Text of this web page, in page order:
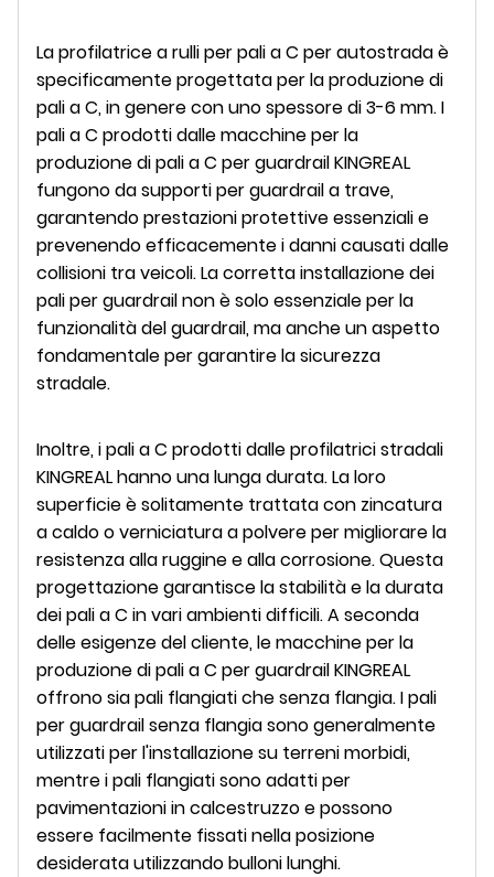
La profilatrice a rulli per pali a C per autostrada è
specificamente progettata per la produzione di
pali a C, in genere con uno spessore di 3-6 mm. I
pali a C prodotti dalle macchine per la
produzione di pali a C per guardrail KINGREAL
fungono da supporti per guardrail a trave,
garantendo prestazioni protettive essenziali e
prevenendo efficacemente i danni causati dalle
collisioni tra veicoli. La corretta installazione dei
pali per guardrail non è solo essenziale per la
funzionalità del guardrail, ma anche un aspetto
fondamentale per garantire la sicurezza
stradale.
Inoltre, i pali a C prodotti dalle profilatrici stradali
KINGREAL hanno una lunga durata. La loro
superficie è solitamente trattata con zincatura
a caldo o verniciatura a polvere per migliorare la
resistenza alla ruggine e alla corrosione. Questa
progettazione garantisce la stabilità e la durata
dei pali a C in vari ambienti difficili. A seconda
delle esigenze del cliente, le macchine per la
produzione di pali a C per guardrail KINGREAL
offrono sia pali flangiati che senza flangia. I pali
per guardrail senza flangia sono generalmente
utilizzati per l'installazione su terreni morbidi,
mentre i pali flangiati sono adatti per
pavimentazioni in calcestruzzo e possono
essere facilmente fissati nella posizione
desiderata utilizzando bulloni lunghi.